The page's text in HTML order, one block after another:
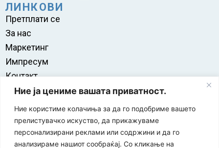
Ние ја цениме вашата приватност.
Ние користиме колачиња за да го подобриме вашето
прелистувачко искуство, да прикажуваме
персонализирани реклами или содржини и да го
анализираме нашиот сообраќај. Со кликање на
ЛИНКОВИ
Претплати се
За нас
Маркетинг
Импресум
Контакт
Правила на користење